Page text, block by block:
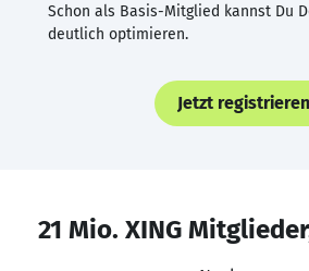
Schon als Basis-Mitglied kannst Du
deutlich optimieren.
Jetzt registrieren
21 Mio. XING